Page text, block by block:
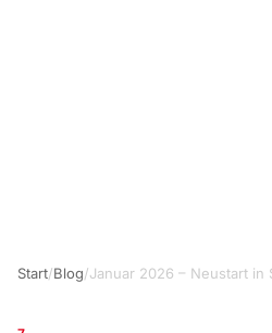
Start/Blog/Januar 2026 – Neustart in